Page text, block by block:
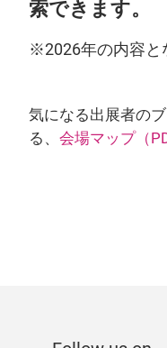
索できます。
※2026年の内容と
気になる出展者の
る、 会場マップ（